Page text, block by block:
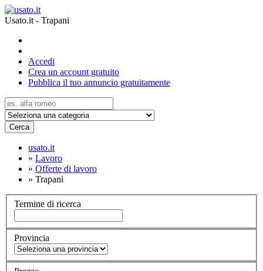
Usato.it - Trapani
Accedi
Crea un account gratuito
Pubblica il tuo annuncio gratuitamente
Cerca
usato.it
» Lavoro
» Offerte di lavoro
» Trapani
Termine di ricerca
Provincia